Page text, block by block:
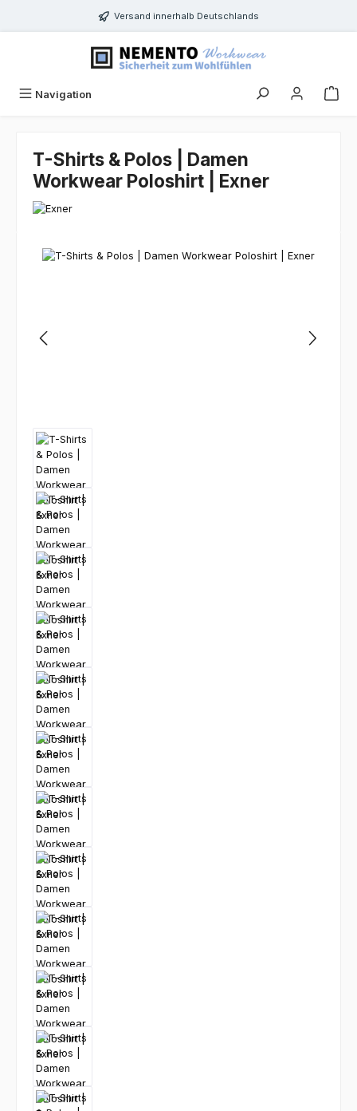
Zum Hauptinhalt springenVersand innerhalb Deutschlands
Navigation
T-Shirts & Polos | Damen
Workwear Poloshirt | Exner
Bildergalerie überspringen